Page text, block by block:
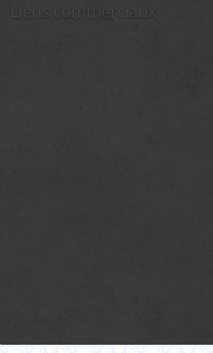
Liens commerciaux